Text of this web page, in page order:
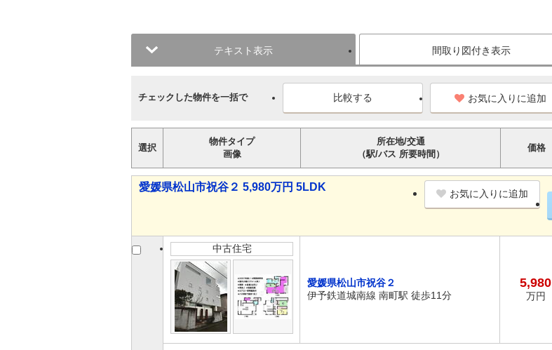
テキスト表示 間取り図付き表示
チェックした物件を一括で お気に入りに追加
選択
物件タイプ
画像
所在地/交通
（駅/バス 所要時間）
価格
愛媛県松山市祝谷２ 5,980万円 5LDK
お気に入りに追加
中古住宅
愛媛県松山市祝谷２
伊予鉄道城南線 南町駅 徒歩11分
5,980
万円